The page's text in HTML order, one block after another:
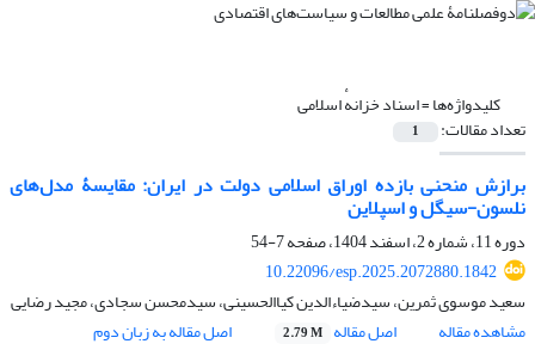
کلیدواژه‌ها =اسناد خزانهٔ اسلامی
تعداد مقالات: 1
برازش منحنی بازده اوراق اسلامی دولت در ایران: مقایسۀ مدل‌های
نلسون-سیگل و اسپلاین ‌
دوره 11، شماره 2، اسفند 1404، صفحه
7-54
10.22096/esp.2025.2072880.1842
سعید موسوی ثمرین، سیدضیاءالدین کیاالحسینی، سیدمحسن سجادی، مجید رضایی
مشاهده مقاله
اصل مقاله 2.79 M اصل مقاله به زبان دوم